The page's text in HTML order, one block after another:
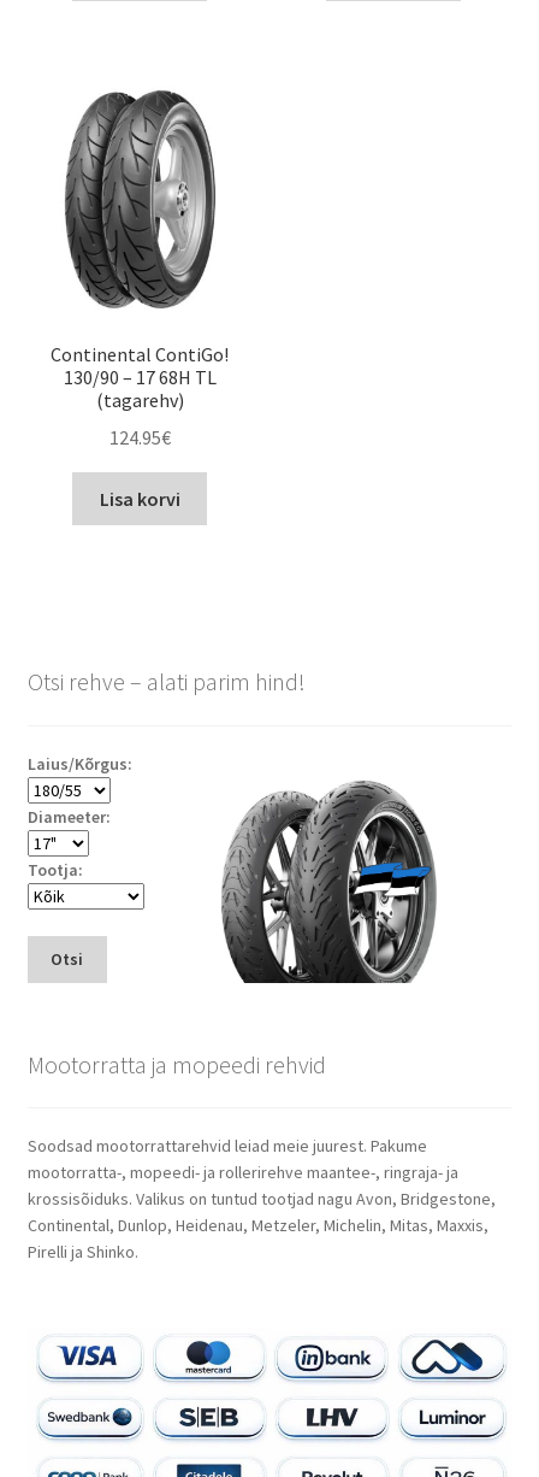
Continental ContiGo!
130/90 – 17 68H TL
(tagarehv)
124.95€
Lisa korvi
Otsi rehve – alati parim hind!
Laius/Kõrgus:
Diameeter:
Tootja:
Otsi
Mootorratta ja mopeedi rehvid
Soodsad mootorrattarehvid leiad meie juurest. Pakume
mootorratta-, mopeedi- ja rollerirehve maantee-, ringraja- ja
krossisõiduks. Valikus on tuntud tootjad nagu Avon, Bridgestone,
Continental, Dunlop, Heidenau, Metzeler, Michelin, Mitas, Maxxis,
Pirelli ja Shinko.